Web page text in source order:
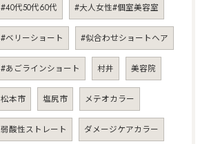
#40代50代60代 #大人女性#個室美容室
#ベリーショート #似合わせショートヘア
#あごラインショート 村井 美容院
松本市 塩尻市 メテオカラー
弱酸性ストレート ダメージケアカラー